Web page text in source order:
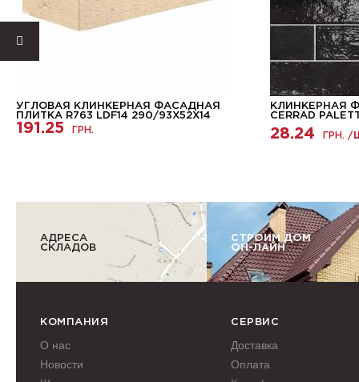
УГЛОВАЯ КЛИНКЕРНАЯ ФАСАДНАЯ
ПЛИТКА R763 LDF14 290/93Х52Х14
191.25 ГРН.
КЛИНКЕРНАЯ
CERRAD
28.24 ГРН. /
АДРЕСА
СКЛАДОВ
СТРОИМ ДОМ
ОН-ЛАЙН
КОМПАНИЯ
О нас
Новости
СЕРВИС
Доставка
Оплата